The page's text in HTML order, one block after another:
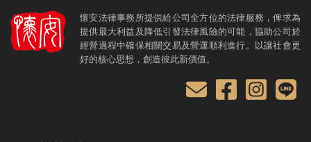
懷安法律事務所提供給公司全方位的法律服務，俾求為
提供最大利益及降低引發法律風險的可能，協助公司於
經營過程中確保相關交易及營運順利進行。以讓社會更
好的核心思想，創造彼此新價值。